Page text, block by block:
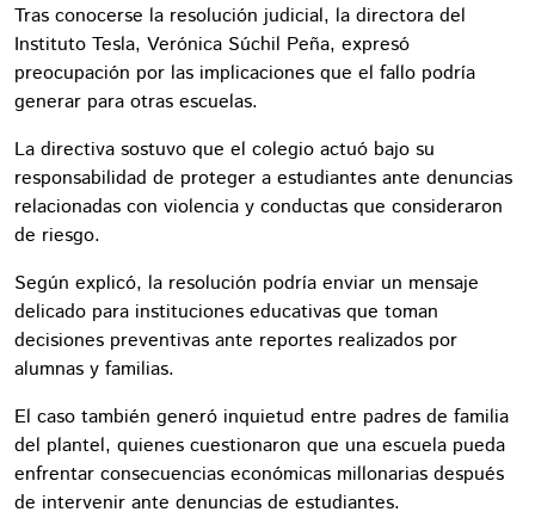
Tras conocerse la resolución judicial, la directora del
Instituto Tesla, Verónica Súchil Peña, expresó
preocupación por las implicaciones que el fallo podría
generar para otras escuelas.
La directiva sostuvo que el colegio actuó bajo su
responsabilidad de proteger a estudiantes ante denuncias
relacionadas con violencia y conductas que consideraron
de riesgo.
Según explicó, la resolución podría enviar un mensaje
delicado para instituciones educativas que toman
decisiones preventivas ante reportes realizados por
alumnas y familias.
El caso también generó inquietud entre padres de familia
del plantel, quienes cuestionaron que una escuela pueda
enfrentar consecuencias económicas millonarias después
de intervenir ante denuncias de estudiantes.